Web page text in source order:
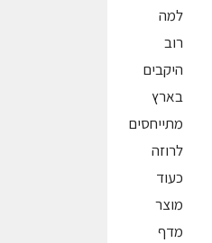
למה
רוב
היקבים
בארץ
מתייחסים
לרוזה
כעוד
מוצר
מדף